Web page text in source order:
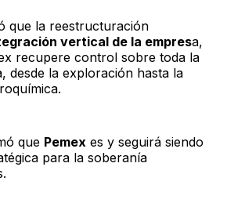
que la reestructuración
vertical de la empresa,
recupere control sobre toda la
desde la exploración hasta la
que Pemex es y seguirá siendo
para la soberanía